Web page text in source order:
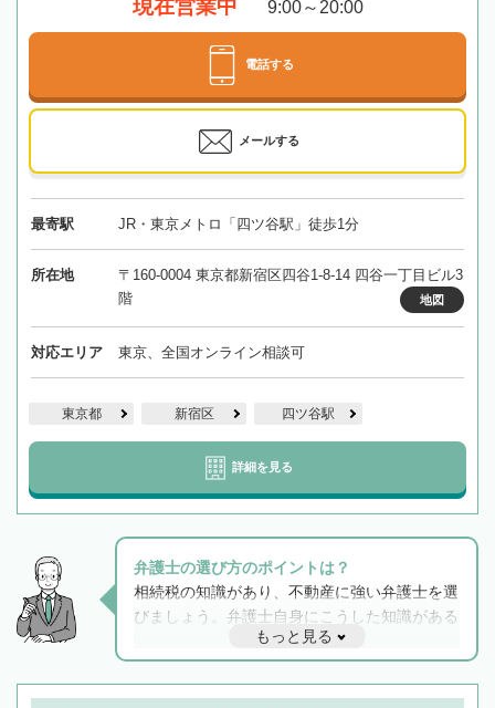
現在営業中 9:00～20:00
電話する
メールする
最寄駅 JR・東京メトロ「四ツ谷駅」徒歩1分
所在地
〒160-0004 東京都新宿区四谷1-8-14 四谷一丁目ビル3
階
地図
対応エリア 東京、全国オンライン相談可
東京都 新宿区 四ツ谷駅
詳細を見る
弁護士の選び方のポイントは？
相続税の知識があり、不動産に強い弁護士を選
びましょう。弁護士自身にこうした知識がある
と他士業との連携もスムーズに進み、トラブル
解決のみならず相続をトータルで任せることが
できます。また、相続は感情がからむ分野なの
もっと見る